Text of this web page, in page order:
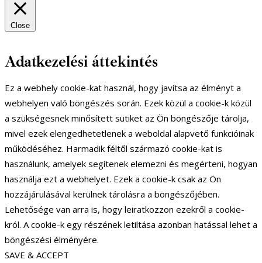
Close
Adatkezelési áttekintés
Ez a webhely cookie-kat használ, hogy javítsa az élményt a
webhelyen való böngészés során. Ezek közül a cookie-k közül
a szükségesnek minősített sütiket az Ön böngészője tárolja,
mivel ezek elengedhetetlenek a weboldal alapvető funkcióinak
működéséhez. Harmadik féltől származó cookie-kat is
használunk, amelyek segítenek elemezni és megérteni, hogyan
használja ezt a webhelyet. Ezek a cookie-k csak az Ön
hozzájárulásával kerülnek tárolásra a böngészőjében.
Lehetősége van arra is, hogy leiratkozzon ezekről a cookie-
król. A cookie-k egy részének letiltása azonban hatással lehet a
böngészési élményére.
SAVE & ACCEPT